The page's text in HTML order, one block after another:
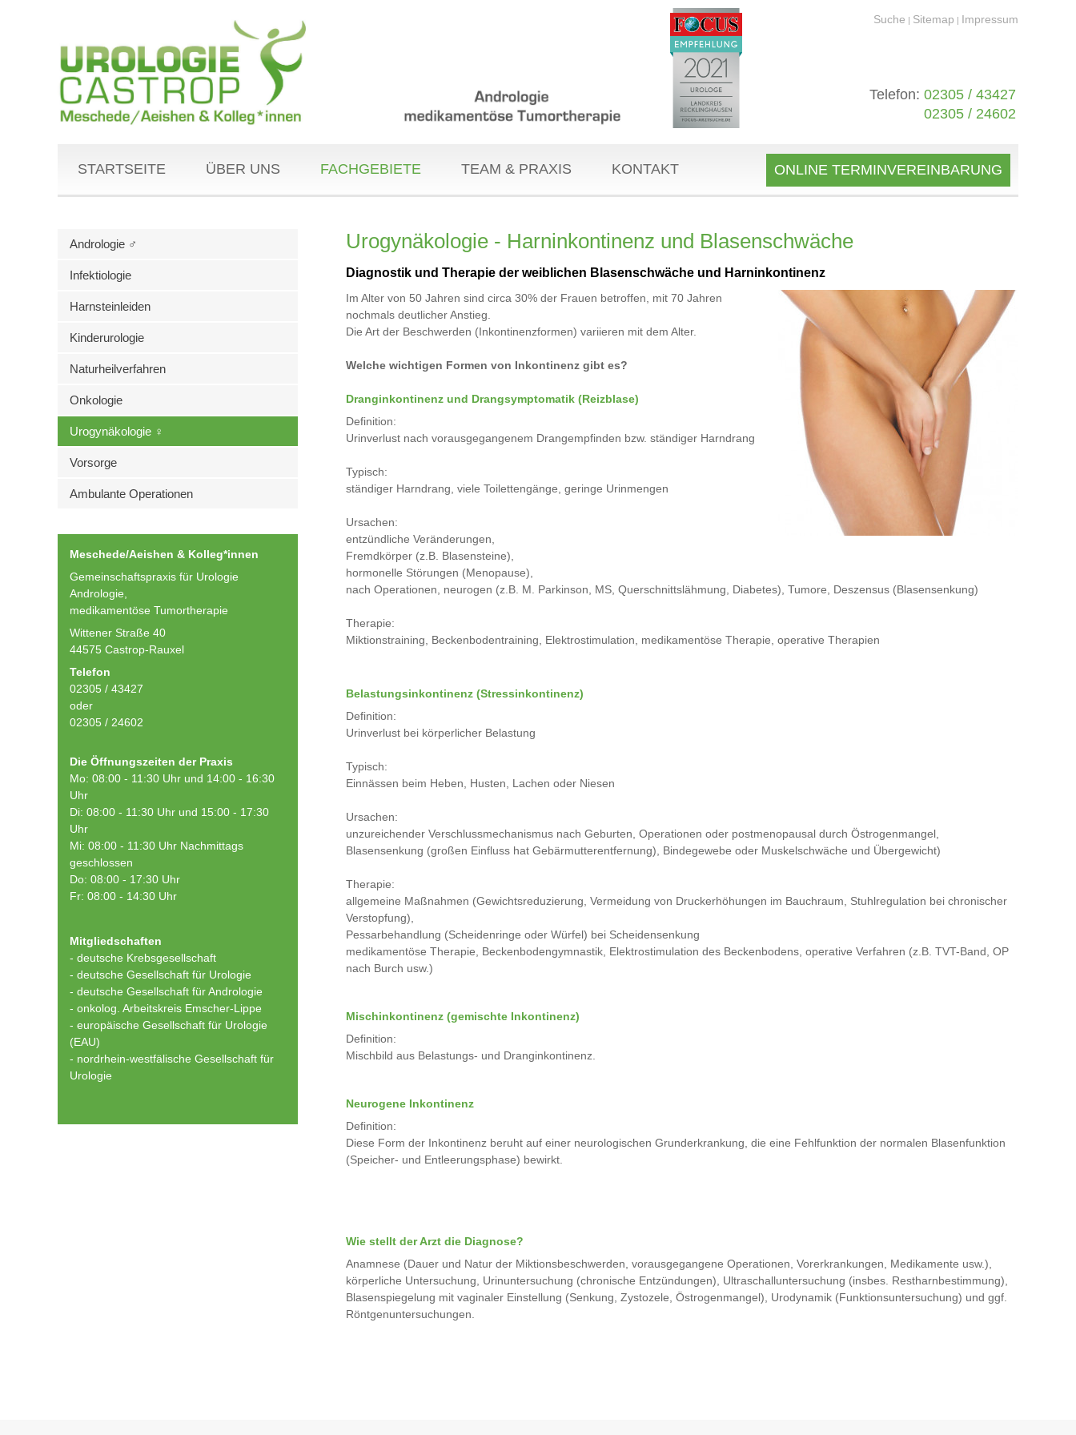
Suche | Sitemap | Impressum
Telefon: 02305 / 43427
02305 / 24602
STARTSEITE ÜBER UNS FACHGEBIETE TEAM & PRAXIS KONTAKT ONLINE TERMINVEREINBARUNG
Andrologie ♂
Infektiologie
Harnsteinleiden
Kinderurologie
Naturheilverfahren
Onkologie
Urogynäkologie ♀
Vorsorge
Ambulante Operationen
Meschede/Aeishen & Kolleg*innen
Gemeinschaftspraxis für Urologie
Andrologie,
medikamentöse Tumortherapie
Wittener Straße 40
44575 Castrop-Rauxel
Telefon
02305 / 43427
oder
02305 / 24602
Die Öffnungszeiten der Praxis
Mo: 08:00 - 11:30 Uhr und 14:00 - 16:30
Uhr
Di: 08:00 - 11:30 Uhr und 15:00 - 17:30
Uhr
Mi: 08:00 - 11:30 Uhr Nachmittags
geschlossen
Do: 08:00 - 17:30 Uhr
Fr: 08:00 - 14:30 Uhr
Mitgliedschaften
- deutsche Krebsgesellschaft
- deutsche Gesellschaft für Urologie
- deutsche Gesellschaft für Andrologie
- onkolog. Arbeitskreis Emscher-Lippe
- europäische Gesellschaft für Urologie
(EAU)
- nordrhein-westfälische Gesellschaft für
Urologie
Urogynäkologie - Harninkontinenz und Blasenschwäche
Diagnostik und Therapie der weiblichen Blasenschwäche und Harninkontinenz
Im Alter von 50 Jahren sind circa 30% der Frauen betroffen, mit 70 Jahren
nochmals deutlicher Anstieg.
Die Art der Beschwerden (Inkontinenzformen) variieren mit dem Alter.
Welche wichtigen Formen von Inkontinenz gibt es?
Dranginkontinenz und Drangsymptomatik (Reizblase)
Definition:
Urinverlust nach vorausgegangenem Drangempfinden bzw. ständiger Harndrang
Typisch:
ständiger Harndrang, viele Toilettengänge, geringe Urinmengen
Ursachen:
entzündliche Veränderungen,
Fremdkörper (z.B. Blasensteine),
hormonelle Störungen (Menopause),
nach Operationen, neurogen (z.B. M. Parkinson, MS, Querschnittslähmung, Diabetes), Tumore, Deszensus (Blasensenkung)
Therapie:
Miktionstraining, Beckenbodentraining, Elektrostimulation, medikamentöse Therapie, operative Therapien
Belastungsinkontinenz (Stressinkontinenz)
Definition:
Urinverlust bei körperlicher Belastung
Typisch:
Einnässen beim Heben, Husten, Lachen oder Niesen
Ursachen:
unzureichender Verschlussmechanismus nach Geburten, Operationen oder postmenopausal durch Östrogenmangel,
Blasensenkung (großen Einfluss hat Gebärmutterentfernung), Bindegewebe oder Muskelschwäche und Übergewicht)
Therapie:
allgemeine Maßnahmen (Gewichtsreduzierung, Vermeidung von Druckerhöhungen im Bauchraum, Stuhlregulation bei chronischer
Verstopfung),
Pessarbehandlung (Scheidenringe oder Würfel) bei Scheidensenkung
medikamentöse Therapie, Beckenbodengymnastik, Elektrostimulation des Beckenbodens, operative Verfahren (z.B. TVT-Band, OP
nach Burch usw.)
Mischinkontinenz (gemischte Inkontinenz)
Definition:
Mischbild aus Belastungs- und Dranginkontinenz.
Neurogene Inkontinenz
Definition:
Diese Form der Inkontinenz beruht auf einer neurologischen Grunderkrankung, die eine Fehlfunktion der normalen Blasenfunktion
(Speicher- und Entleerungsphase) bewirkt.
Wie stellt der Arzt die Diagnose?
Anamnese (Dauer und Natur der Miktionsbeschwerden, vorausgegangene Operationen, Vorerkrankungen, Medikamente usw.),
körperliche Untersuchung, Urinuntersuchung (chronische Entzündungen), Ultraschalluntersuchung (insbes. Restharnbestimmung),
Blasenspiegelung mit vaginaler Einstellung (Senkung, Zystozele, Östrogenmangel), Urodynamik (Funktionsuntersuchung) und ggf.
Röntgenuntersuchungen.